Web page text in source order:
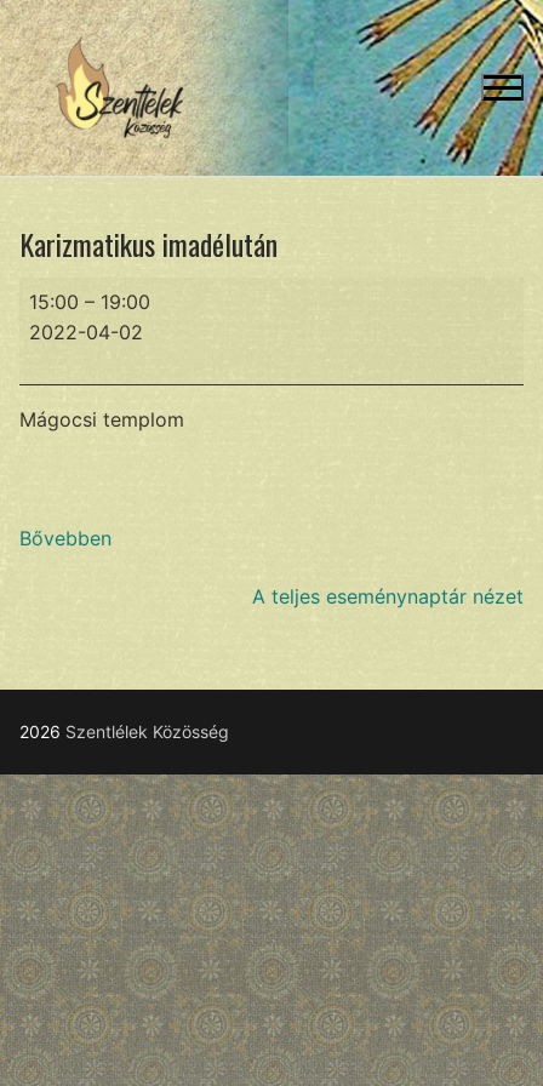
Ugrás
a
tartalomra
Karizmatikus imadélután
Karizmatikus
imadélután
15:00 – 19:00
2022-04-02
Mágocsi templom
Bővebben
A teljes eseménynaptár nézet
2026 Szentlélek Közösség